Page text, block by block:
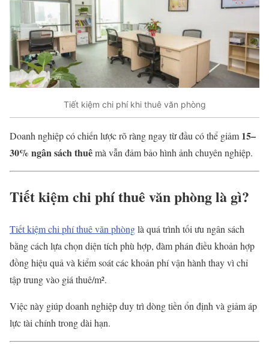
Tiết kiệm chi phí khi thuê văn phòng
Doanh nghiệp có chiến lược rõ ràng ngay từ đầu có thể giảm 15–
30% ngân sách thuêmà vẫn đảm bảo hình ảnh chuyên nghiệp.
Tiết kiệm chi phí thuê văn phòng là gì?
Tiết kiệm chi phí thuê văn phònglà quá trình tối ưu ngân sách
bằng cách lựa chọn diện tích phù hợp, đàm phán điều khoản hợp
đồng hiệu quả và kiểm soát các khoản phí vận hành thay vì chỉ
tập trung vào giá thuê/m².
Việc này giúp doanh nghiệp duy trì dòng tiền ổn định và giảm áp
lực tài chính trong dài hạn.